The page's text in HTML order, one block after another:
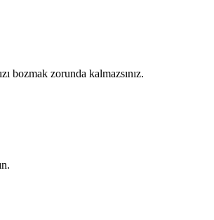
bozmak zorunda kalmazsınız.